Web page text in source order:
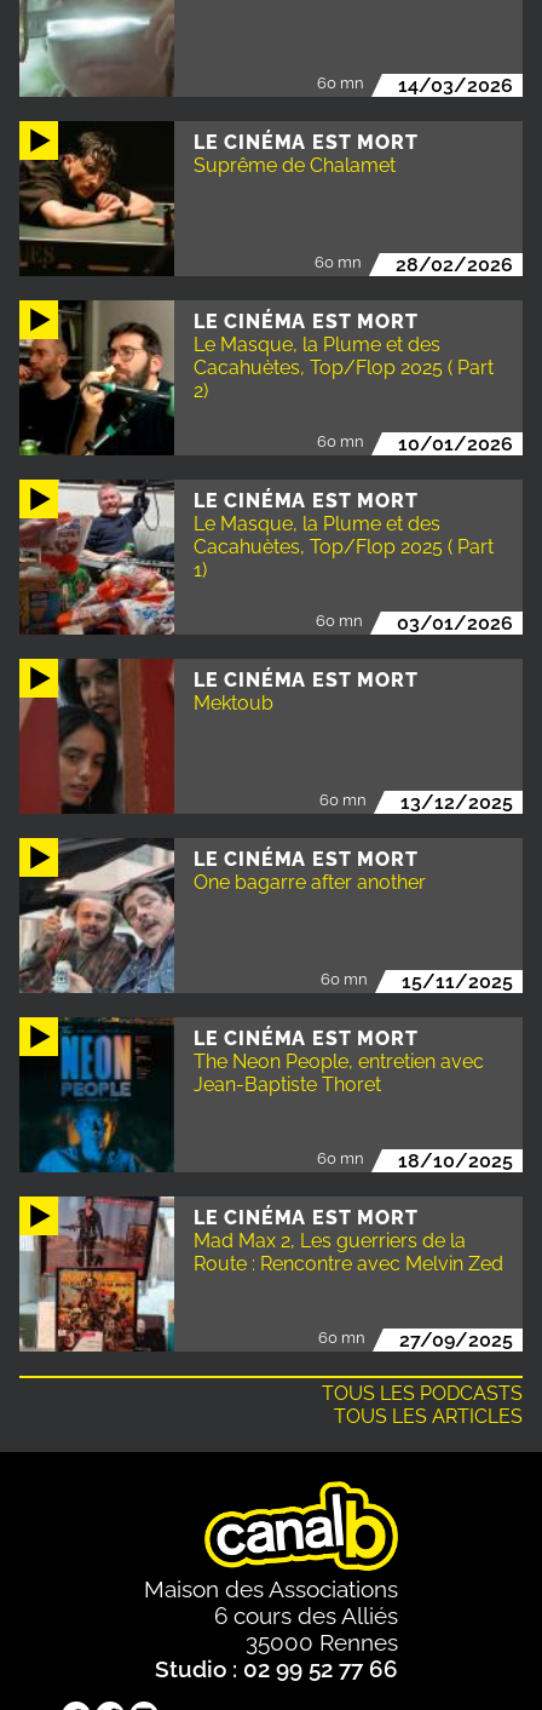
60 mn 14/03/2026
LE CINÉMA EST MORT
Suprême de Chalamet
60 mn 28/02/2026
LE CINÉMA EST MORT
Le Masque, la Plume et des
Cacahuètes, Top/Flop 2025 ( Part
2)
60 mn 10/01/2026
LE CINÉMA EST MORT
Le Masque, la Plume et des
Cacahuètes, Top/Flop 2025 ( Part
1)
60 mn 03/01/2026
LE CINÉMA EST MORT
Mektoub
60 mn 13/12/2025
LE CINÉMA EST MORT
One bagarre after another
60 mn 15/11/2025
LE CINÉMA EST MORT
The Neon People, entretien avec
Jean-Baptiste Thoret
60 mn 18/10/2025
LE CINÉMA EST MORT
Mad Max 2, Les guerriers de la
Route : Rencontre avec Melvin Zed
60 mn 27/09/2025
TOUS LES PODCASTS
TOUS LES ARTICLES
Maison des Associations
6 cours des Alliés
35000 Rennes
Studio : 02 99 52 77 66